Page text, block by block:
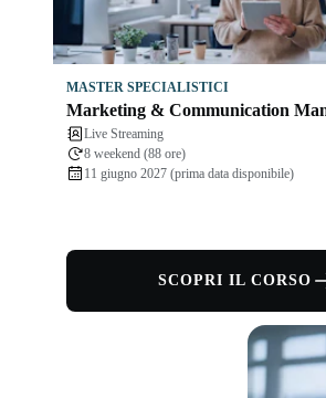
MASTER SPECIALISTICI
Marketing & Communication
Live Streaming
8 weekend (88 ore)
11 giugno 2027 (prima data disponibile)
SCOPRI IL CORSO